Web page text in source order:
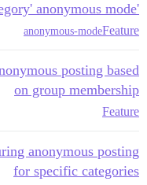
'Per-Category' anonymous mode
Feature
anonymous-mode
posting based
on group membership
Feature
anonymous posting
for specific categories